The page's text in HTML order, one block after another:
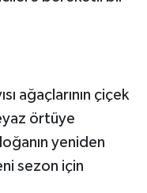
ağaçlarının çiçek
örtüye
yeniden
sezon için